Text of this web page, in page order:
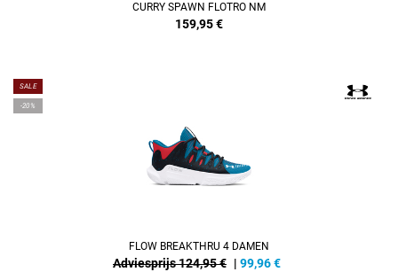
CURRY SPAWN FLOTRO NM
159,95€
SALE
-20%
FLOW BREAKTHRU 4 DAMEN
Adviesprijs 124,95 € | 99,96€